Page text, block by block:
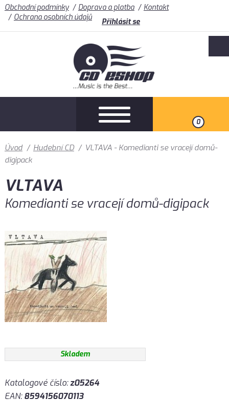
Obchodní podmínky Doprava a platba
Kontakt
Ochrana osobních údajů
Přihlásit se
0
Úvod / Hudební CD / VLTAVA - Komedianti se vracejí domů-
digipack
VLTAVA
Komedianti se vracejí domů-digipack
Skladem
Katalogové číslo:z05264
EAN:8594156070113